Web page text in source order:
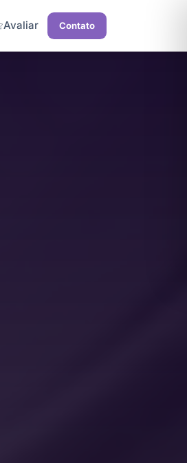
Avaliar Contato